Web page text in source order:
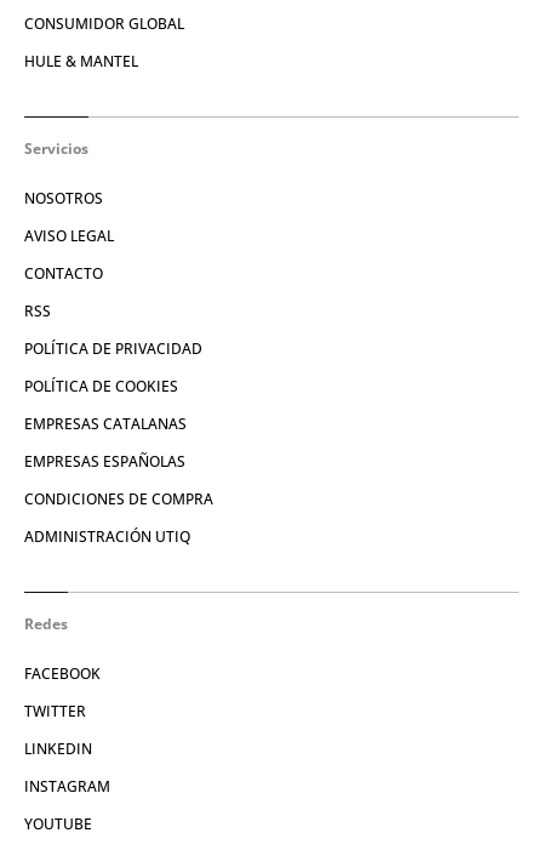
CONSUMIDOR GLOBAL
HULE & MANTEL
Servicios
NOSOTROS
AVISO LEGAL
CONTACTO
RSS
POLÍTICA DE PRIVACIDAD
POLÍTICA DE COOKIES
EMPRESAS CATALANAS
EMPRESAS ESPAÑOLAS
CONDICIONES DE COMPRA
ADMINISTRACIÓN UTIQ
Redes
FACEBOOK
TWITTER
LINKEDIN
INSTAGRAM
YOUTUBE